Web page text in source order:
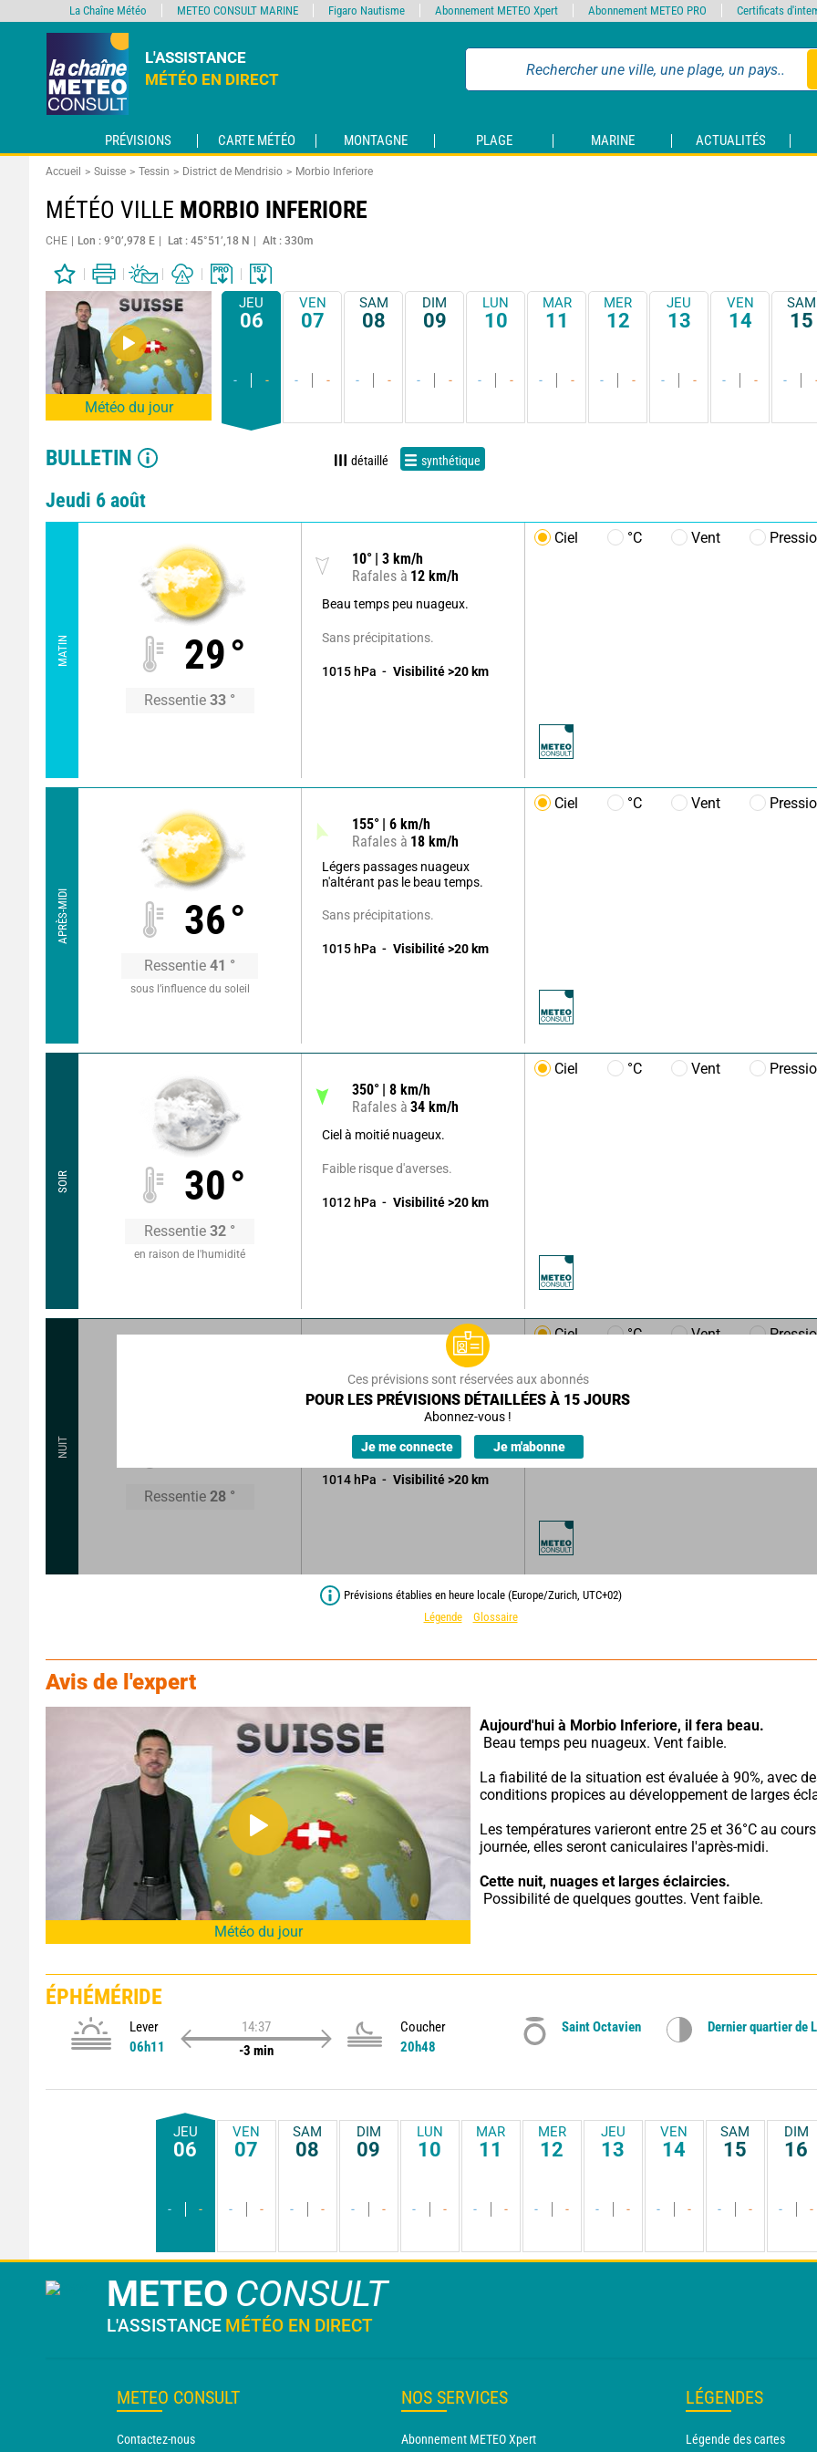
L'ASSISTANCE
MÉTÉO EN DIRECT
PRÉVISIONS CARTE MÉTÉO MONTAGNE PLAGE MARINE ACTUALITÉS
Accueil Suisse Tessin District de Mendrisio Morbio Inferiore
MÉTÉO VILLE MORBIO INFERIORE
CHE Lon : 9°0’,978 E Lat : 45°51’,18 N Alt : 330m
Météo du jour
JEU
06
- -
VEN
07
- -
SAM
08
- -
DIM
09
- -
LUN
10
- -
MAR
11
- -
MER
12
- -
JEU
13
- -
VEN
14
- -
SAM
15
-
BULLETIN détaillé synthétique
Jeudi 6 août
MATIN 29°
Ressentie 33 °
10° 3 km/h
Rafales à 12 km/h
Beau temps peu nuageux.
Sans précipitations.
1015 hPa Visibilité >20 km
Ciel °C Vent
APRÈS-MIDI 36°
Ressentie 41 °
sous l’influence du soleil
155° 6 km/h
Rafales à 18 km/h
Légers passages nuageux
n'altérant pas le beau temps.
Sans précipitations.
1015 hPa Visibilité >20 km
Ciel °C Vent
SOIR 30°
Ressentie 32 °
en raison de l'humidité
350° 8 km/h
Rafales à 34 km/h
Ciel à moitié nuageux.
Faible risque d'averses.
1012 hPa Visibilité >20 km
Ciel °C Vent
NUIT
Ressentie 28 °
Rafales à17 km/h
Ciel variable devenant peu
Sans précipitations.
1014 hPa Visibilité >20 km
Ciel °C Vent
Ces prévisions sont réservées aux abonnés
POUR LES PRÉVISIONS DÉTAILLÉES À 15 JOURS
Abonnez-vous !
Je me connecte Je m'abonne
Prévisions établies en heure locale (Europe/Zurich, UTC+02)
Légende
Glossaire
Avis de l'expert
Météo du jour
Aujourd'hui à Morbio Inferiore, il fera beau.
Beau temps peu nuageux. Vent faible.
La fiabilité de la situation est évaluée à 90%, avec
conditions propices au développement de larges
Les températures varieront entre 25 et 36°C au
journée, elles seront caniculaires l'après-midi.
Cette nuit, nuages et larges éclaircies.
Possibilité de quelques gouttes. Vent faible.
ÉPHÉMÉRIDE
Lever
06h11
14:37
-3 min
Coucher
20h48
Saint Octavien Dernier quartier de
JEU
06
- -
VEN
07
- -
SAM
08
- -
DIM
09
- -
LUN
10
- -
MAR
11
- -
MER
12
- -
JEU
13
- -
VEN
14
- -
SAM
15
- -
DIM
16
- -
METEO CONSULT
L'ASSISTANCE MÉTÉO EN DIRECT
METEO CONSULT
Contactez-nous
NOS SERVICES
Abonnement METEO Xpert
LÉGENDES
Légende des cartes
La Chaîne Météo METEO CONSULT MARINE Figaro Nautisme Abonnement METEO Xpert Abonnement METEO PRO Certificats